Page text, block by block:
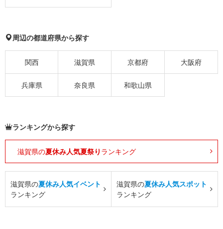
周辺の都道府県から探す
関西 滋賀県 京都府 大阪府
兵庫県 奈良県 和歌山県
ランキングから探す
滋賀県の夏休み人気夏祭り ランキング
滋賀県の夏休み人気イベント
ランキング
滋賀県の夏休み人気スポット
ランキング